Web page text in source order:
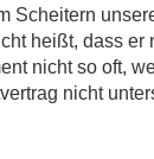
Scheitern
heißt, dass er
nicht so oft,
nicht